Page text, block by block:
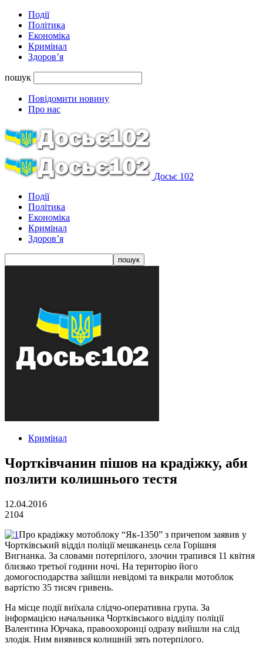
Події
Політика
Економіка
Кримінал
Здоров’я
пошук
Повідомити новину
Про нас
Досьє 102
Події
Політика
Економіка
Кримінал
Здоров’я
Кримінал
Чортківчанин пішов на крадіжку, аби
позлити колишнього тестя
12.04.2016
2104
Про крадіжку мотоблоку “Як-1350” з причепом заявив у
Чортківський відділ поліції мешканець села Горішня
Вигнанка. За словами потерпілого, злочин трапився 11 квітня
близько третьої години ночі. На територію його
домогосподарства зайшли невідомі та викрали мотоблок
вартістю 35 тисяч гривень.
На місце події виїхала слідчо-оперативна група. За
інформацією начальника Чортківського відділу поліції
Валентина Юрчака, правоохоронці одразу вийшли на слід
злодія. Ним виявився колишній зять потерпілого.